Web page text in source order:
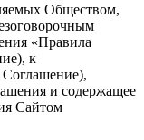
Обществом,
«Правила
к
Соглашение),
и содержащее
Сайтом